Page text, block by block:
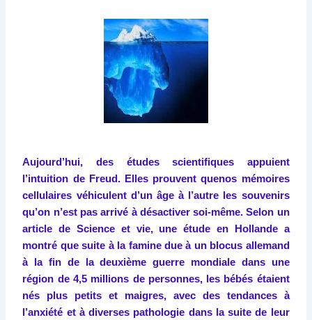
Aujourd’hui, des études scientifiques appuient
l’intuition de Freud. Elles prouvent quenos mémoires
cellulaires véhiculent d’un âge à l’autre les souvenirs
qu’on n’est pas arrivé à désactiver soi-même. Selon un
article de Science et vie, une étude en Hollande a
montré que suite à la famine due à un blocus allemand
à la fin de la deuxième guerre mondiale dans une
région de 4,5 millions de personnes, les bébés étaient
nés plus petits et maigres, avec des tendances à
l’anxiété et à diverses pathologie dans la suite de leur